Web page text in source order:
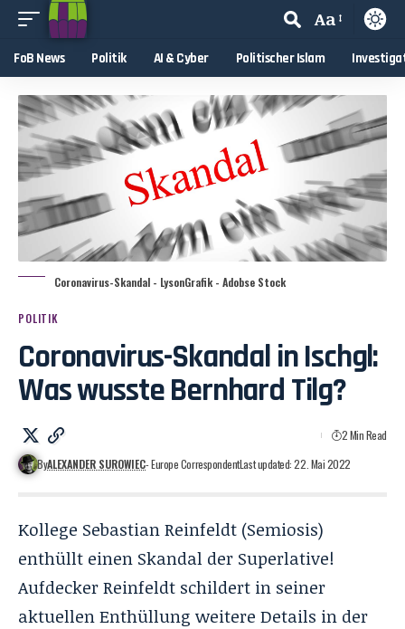
Aa
FoB News Politik AI & Cyber Politischer Islam
Coronavirus-Skandal - LysonGrafik - Adobse Stock
POLITIK
Coronavirus-Skandal in Ischgl:
Was wusste Bernhard Tilg?
ByALEXANDER SUROWIEC- Europe CorrespondentLast updated: 22. Mai 2022
2 Min Read
Kollege Sebastian Reinfeldt (Semiosis)
enthüllt einen Skandal der Superlative!
Aufdecker Reinfeldt schildert in seiner
aktuellen Enthüllung weitere Details in der